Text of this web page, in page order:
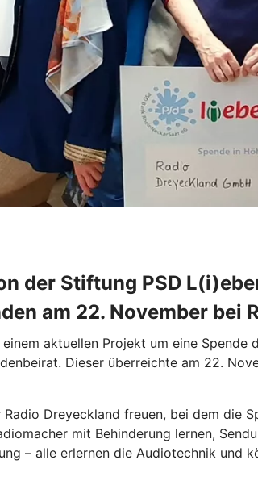
der Stiftung PSD
am 22. November bei
aktuellen Projekt um eine
Dieser überreichte am 22.
Dreyeckland freuen, bei dem die
mit Behinderung lernen,
– alle erlernen die Audiotechnik und